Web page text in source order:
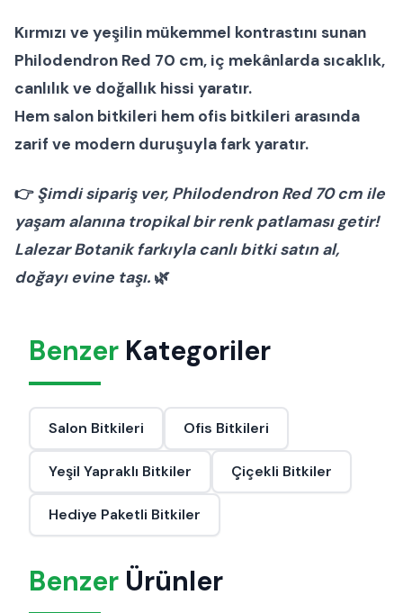
Kırmızı ve yeşilin mükemmel kontrastını sunan
Philodendron Red 70 cm, iç mekânlarda sıcaklık,
canlılık ve doğallık hissi yaratır.
Hemsalon bitkileri hem ofis bitkileri arasında
zarif ve modern duruşuyla fark yaratır.
👉Şimdi sipariş ver, Philodendron Red 70 cm ile
yaşam alanına tropikal bir renk patlaması getir!
Lalezar Botanik farkıyla canlı bitki satın al,
doğayı evine taşı. 🌿
Benzer Kategoriler
Salon Bitkileri Ofis Bitkileri
Yeşil Yapraklı Bitkiler Çiçekli Bitkiler
Hediye Paketli Bitkiler
Benzer Ürünler